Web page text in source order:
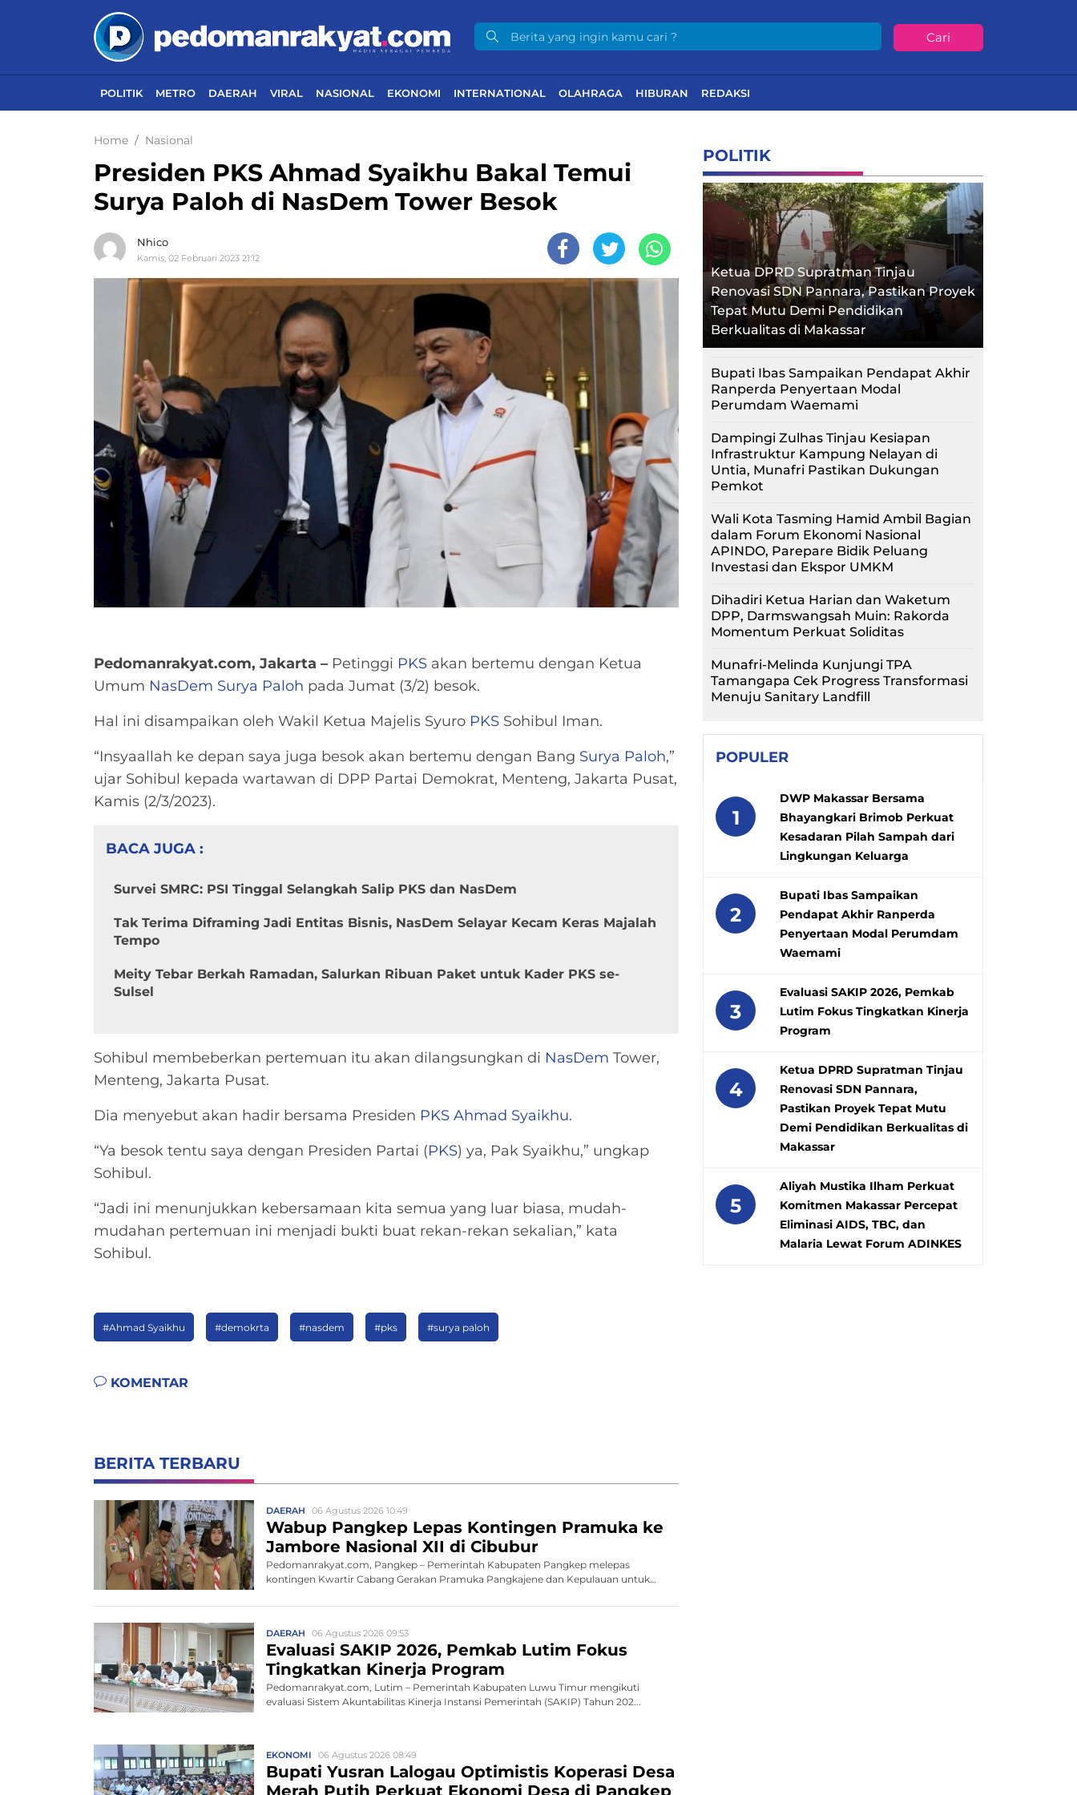
Cari
POLITIK METRO DAERAH VIRAL NASIONAL EKONOMI INTERNATIONAL OLAHRAGA HIBURAN REDAKSI
Home Nasional
Presiden PKS Ahmad Syaikhu Bakal Temui
Surya Paloh di NasDem Tower Besok
Nhico
Kamis, 02 Februari 2023 21:12
Pedomanrakyat.com, Jakarta – Petinggi PKS akan bertemu dengan Ketua
Umum NasDem Surya Paloh pada Jumat (3/2) besok.
Hal ini disampaikan oleh Wakil Ketua Majelis Syuro PKS Sohibul Iman.
“Insyaallah ke depan saya juga besok akan bertemu dengan Bang Surya Paloh,”
ujar Sohibul kepada wartawan di DPP Partai Demokrat, Menteng, Jakarta Pusat,
Kamis (2/3/2023).
BACA JUGA :
Survei SMRC: PSI Tinggal Selangkah Salip PKS dan NasDem
Tak Terima Diframing Jadi Entitas Bisnis, NasDem Selayar Kecam Keras Majalah
Tempo
Meity Tebar Berkah Ramadan, Salurkan Ribuan Paket untuk Kader PKS se-
Sulsel
Sohibul membeberkan pertemuan itu akan dilangsungkan di NasDem Tower,
Menteng, Jakarta Pusat.
Dia menyebut akan hadir bersama Presiden PKS Ahmad Syaikhu.
“Ya besok tentu saya dengan Presiden Partai (PKS) ya, Pak Syaikhu,” ungkap
Sohibul.
“Jadi ini menunjukkan kebersamaan kita semua yang luar biasa, mudah-
mudahan pertemuan ini menjadi bukti buat rekan-rekan sekalian,” kata
Sohibul.
#Ahmad Syaikhu #demokrta #nasdem #pks #surya paloh
KOMENTAR
BERITA TERBARU
DAERAH 06 Agustus 2026 10:49
Wabup Pangkep Lepas Kontingen Pramuka ke
Jambore Nasional XII di Cibubur
Pedomanrakyat.com, Pangkep – Pemerintah Kabupaten Pangkep melepas
kontingen Kwartir Cabang Gerakan Pramuka Pangkajene dan Kepulauan untuk
DAERAH 06 Agustus 2026 09:53
Evaluasi SAKIP 2026, Pemkab Lutim Fokus
Tingkatkan Kinerja Program
Pedomanrakyat.com, Lutim – Pemerintah Kabupaten Luwu Timur mengikuti
evaluasi Sistem Akuntabilitas Kinerja Instansi Pemerintah (SAKIP) Tahun 202...
EKONOMI 06 Agustus 2026 08:49
Bupati Yusran Lalogau Optimistis Koperasi Desa
Merah Putih Perkuat Ekonomi Desa di Pangkep
POLITIK
Ketua DPRD Supratman Tinjau
Renovasi SDN Pannara, Pastikan Proyek
Tepat Mutu Demi Pendidikan
Berkualitas di Makassar
Bupati Ibas Sampaikan Pendapat Akhir
Ranperda Penyertaan Modal
Perumdam Waemami
Dampingi Zulhas Tinjau Kesiapan
Infrastruktur Kampung Nelayan di
Untia, Munafri Pastikan Dukungan
Pemkot
Wali Kota Tasming Hamid Ambil Bagian
dalam Forum Ekonomi Nasional
APINDO, Parepare Bidik Peluang
Investasi dan Ekspor UMKM
Dihadiri Ketua Harian dan Waketum
DPP, Darmswangsah Muin: Rakorda
Momentum Perkuat Soliditas
Munafri-Melinda Kunjungi TPA
Tamangapa Cek Progress Transformasi
Menuju Sanitary Landfill
POPULER
1
DWP Makassar Bersama
Bhayangkari Brimob Perkuat
Kesadaran Pilah Sampah dari
Lingkungan Keluarga
2
Bupati Ibas Sampaikan
Pendapat Akhir Ranperda
Penyertaan Modal Perumdam
Waemami
3
Evaluasi SAKIP 2026, Pemkab
Lutim Fokus Tingkatkan Kinerja
Program
4
Ketua DPRD Supratman Tinjau
Renovasi SDN Pannara,
Pastikan Proyek Tepat Mutu
Demi Pendidikan Berkualitas di
Makassar
5
Aliyah Mustika Ilham Perkuat
Komitmen Makassar Percepat
Eliminasi AIDS, TBC, dan
Malaria Lewat Forum ADINKES